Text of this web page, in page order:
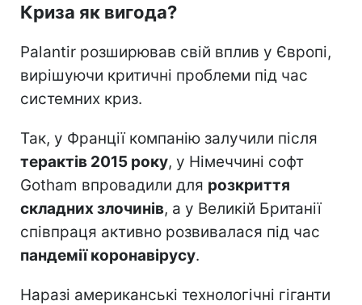
Криза як вигода?
Palantir розширював свій вплив у Європі,
вирішуючи критичні проблеми під час
системних криз.
Так, у Франції компанію залучили після
терактів 2015 року, у Німеччині софт
Gotham впровадили для розкриття
складних злочинів, а у Великій Британії
співпраця активно розвивалася під час
пандемії коронавірусу.
Наразі американські технологічні гіганти